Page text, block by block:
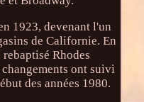
1923, devenant l'un
de Californie. En
Rhodes
ont suivi
des années 1980.